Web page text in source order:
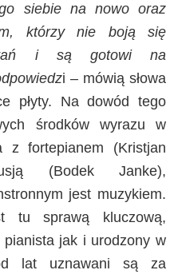
siebie na nowo oraz
którzy nie boją się
i są gotowi na
i – mówią słowa
płyty. Na dowód tego
środków wyrazu w
z fortepianem (Kristjan
(Bodek Janke),
jest muzykiem.
tu sprawą kluczową,
jak i urodzony w
lat uznawani są za